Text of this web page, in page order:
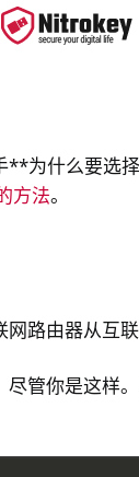
**为什么要选
方法。
路由器从互
管你是这样